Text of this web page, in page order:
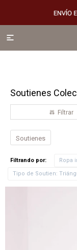

Soutienes
Soutienes
Filtrando por: Ropa
Tipo de Soutien: